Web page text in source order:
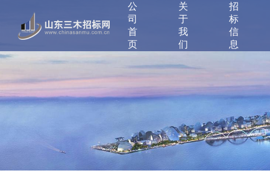
公
司
首
页
关
于
我
们
招
标
信
息